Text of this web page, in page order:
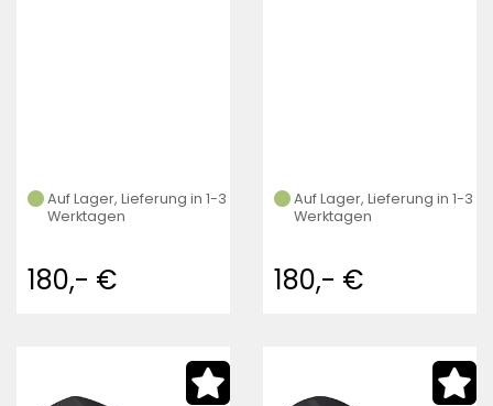
Auf Lager, Lieferung in 1-3
Werktagen
180,- €
Auf Lager, Lieferung in 1-3
Werktagen
180,- €